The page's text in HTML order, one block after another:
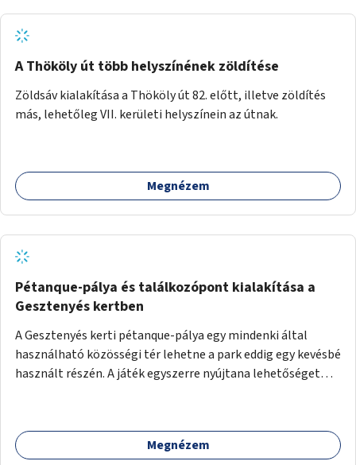
A Thököly út több helyszínének zöldítése
Zöldsáv kialakítása a Thököly út 82. előtt, illetve zöldítés
más, lehetőleg VII. kerületi helyszínein az útnak.
Megnézem
Pétanque-pálya és találkozópont kialakítása a
Gesztenyés kertben
A Gesztenyés kerti pétanque-pálya egy mindenki által
használható közösségi tér lehetne a park eddig egy kevésbé
használt részén. A játék egyszerre nyújtana lehetőséget
autizmussal vagy demenciával élő emberek számára is.
Megnézem